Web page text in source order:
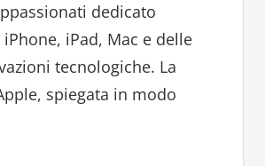
dedicato
iPhone, iPad, Mac e delle
tecnologiche. La
spiegata in modo